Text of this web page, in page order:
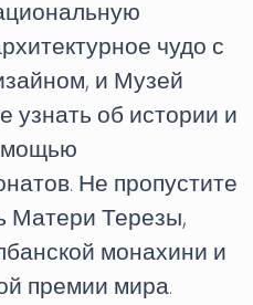
чудо с
и Музей
узнать об истории и
Не пропустите
Матери Терезы,
монахини и
премии мира.